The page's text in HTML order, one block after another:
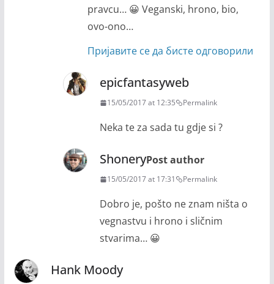
pravcu… 😀 Veganski, hrono, bio,
ovo-ono…
Пријавите се да бисте одговорили
epicfantasyweb
15/05/2017 at 12:35 Permalink
Neka te za sada tu gdje si ?
ShoneryPost author
15/05/2017 at 17:31 Permalink
Dobro je, pošto ne znam ništa o
vegnastvu i hrono i sličnim
stvarima… 😀
Hank Moody